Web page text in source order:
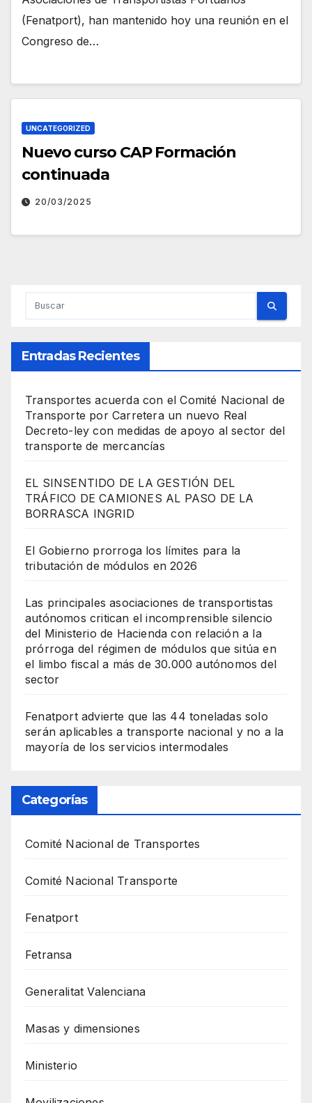
(Fenatport), han mantenido hoy una reunión en el
Congreso de…
UNCATEGORIZED
Nuevo curso CAP Formación
continuada
20/03/2025
Entradas Recientes
Transportes acuerda con el Comité Nacional de
Transporte por Carretera un nuevo Real
Decreto-ley con medidas de apoyo al sector del
transporte de mercancías
EL SINSENTIDO DE LA GESTIÓN DEL
TRÁFICO DE CAMIONES AL PASO DE LA
BORRASCA INGRID
El Gobierno prorroga los límites para la
tributación de módulos en 2026
Las principales asociaciones de transportistas
autónomos critican el incomprensible silencio
del Ministerio de Hacienda con relación a la
prórroga del régimen de módulos que sitúa en
el limbo fiscal a más de 30.000 autónomos del
sector
Fenatport advierte que las 44 toneladas solo
serán aplicables a transporte nacional y no a la
mayoría de los servicios intermodales
Categorías
Comité Nacional de Transportes
Comité Nacional Transporte
Fenatport
Fetransa
Generalitat Valenciana
Masas y dimensiones
Ministerio